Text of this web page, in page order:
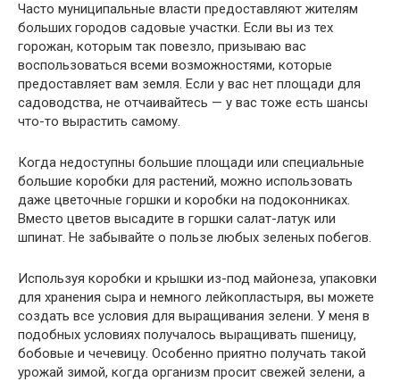
Часто муниципальные власти предоставляют жителям
больших городов садовые участки. Если вы из тех
горожан, которым так по­везло, призываю вас
воспользоваться всеми возможностями, кото­рые
предоставляет вам земля. Если у вас нет площади для
садоводства, не отчаивайтесь — у вас тоже есть шансы
что-то вырастить самому.
Когда недоступны большие площади или специальные
большие ко­робки для растений, можно использовать
даже цветочные горшки и коробки на подоконниках.
Вместо цветов высадите в горшки салат-латук или
шпинат. Не забывайте о пользе любых зеленых побегов.
Используя коробки и крышки из-под майонеза, упаковки
для хра­нения сыра и немного лейкопластыря, вы можете
создать все условия для выращивания зелени. У меня в
подобных условиях получалось выращивать пшеницу,
бобовые и чечевицу. Особенно приятно полу­чать такой
урожай зимой, когда организм просит свежей зелени, а